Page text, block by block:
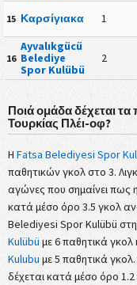
15 Καρσίγιακα 1
16
Ayvalıkgücü
Belediye
Spor Kulübü
2
Ποιά ομάδα δέχεται τα
Τουρκίας Πλέι-οφ?
Η Fatsa Belediyesi Spor
παθητικών γκολ στο 3.
αγώνες που σημαίνει πως
κατά μέσο όρο 3.5 γκολ
Belediyesi Spor Kulübü στη
Kulübü με 6 παθητικά γκολ
Kulubu με 5 παθητικά
δέχεται κατά μέσο όρο